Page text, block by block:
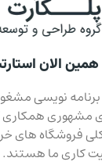
الان
برنامه نویسی
مشهوری همکاری
فروشگاه های
کاری ما هستند.